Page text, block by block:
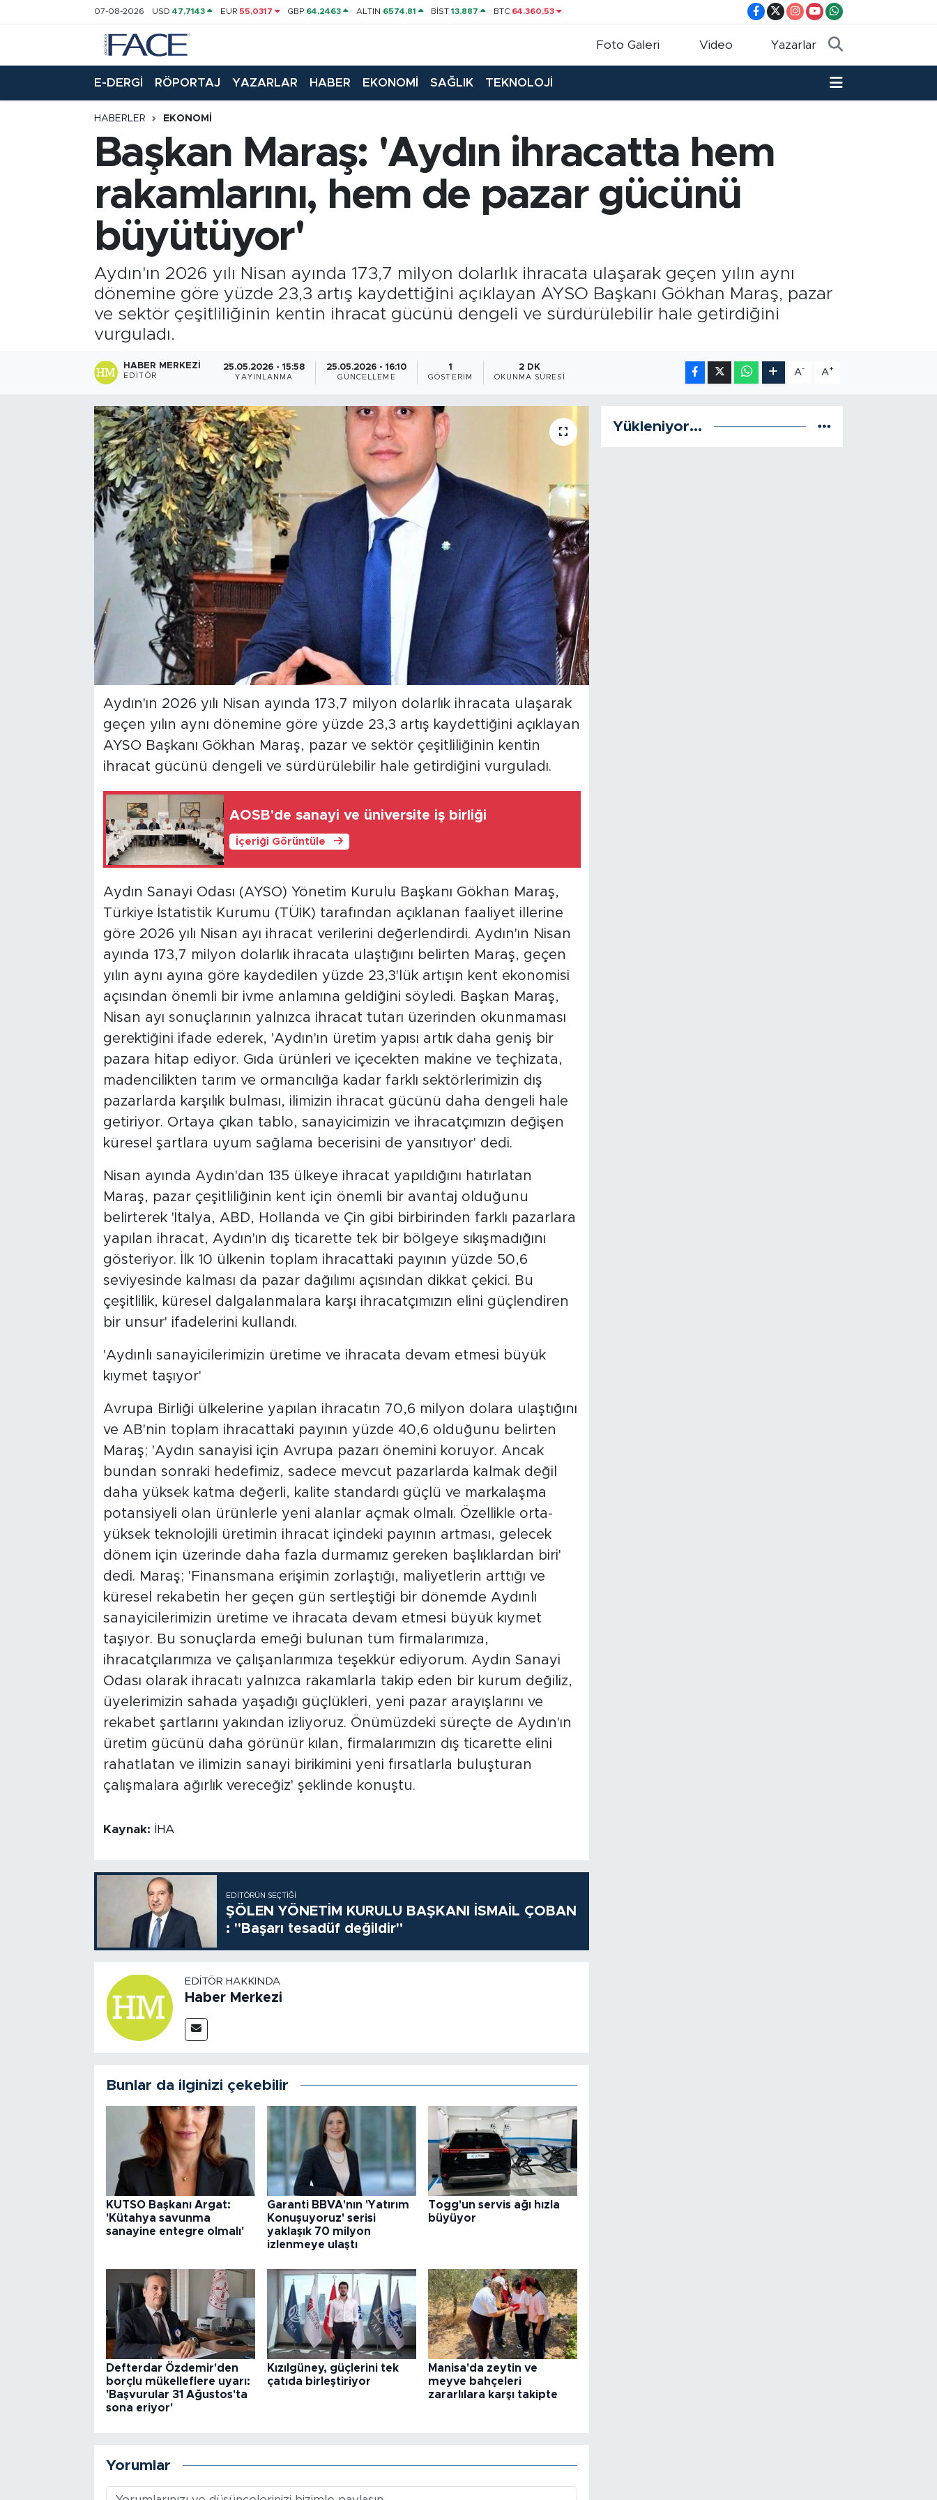
07-08-2026 USD47,7143 EUR 55,0317 GBP 64,2463 ALTIN 6574.81 BİST13.887 BTC 64.360,53
Foto Galeri Video Yazarlar
E-DERGİ RÖPORTAJ YAZARLAR HABER EKONOMİ SAĞLIK TEKNOLOJİ
HABERLER EKONOMI
Başkan Maraş: 'Aydın ihracatta hem
rakamlarını, hem de pazar gücünü
büyütüyor'
Aydın'ın 2026 yılı Nisan ayında 173,7 milyon dolarlık ihracata ulaşarak geçen yılın aynı
dönemine göre yüzde 23,3 artış kaydettiğini açıklayan AYSO Başkanı Gökhan Maraş, pazar
ve sektör çeşitliliğinin kentin ihracat gücünü dengeli ve sürdürülebilir hale getirdiğini
vurguladı.
HABER MERKEZI
EDITÖR
25.05.2026 - 15:58
YAYINLANMA
25.05.2026 - 16:10
GÜNCELLEME
1
GÖSTERIM
2 DK
OKUNMA SÜRESI
A- A+
Aydın'ın 2026 yılı Nisan ayında 173,7 milyon dolarlık ihracata ulaşarak
geçen yılın aynı dönemine göre yüzde 23,3 artış kaydettiğini açıklayan
AYSO Başkanı Gökhan Maraş, pazar ve sektör çeşitliliğinin kentin
ihracat gücünü dengeli ve sürdürülebilir hale getirdiğini vurguladı.
AOSB'de sanayi ve üniversite iş birliği
İçeriği Görüntüle
Aydın Sanayi Odası (AYSO) Yönetim Kurulu Başkanı Gökhan Maraş,
Türkiye İstatistik Kurumu (TÜİK) tarafından açıklanan faaliyet illerine
göre 2026 yılı Nisan ayı ihracat verilerini değerlendirdi. Aydın'ın Nisan
ayında 173,7 milyon dolarlık ihracata ulaştığını belirten Maraş, geçen
yılın aynı ayına göre kaydedilen yüzde 23,3'lük artışın kent ekonomisi
açısından önemli bir ivme anlamına geldiğini söyledi. Başkan Maraş,
Nisan ayı sonuçlarının yalnızca ihracat tutarı üzerinden okunmaması
gerektiğini ifade ederek, 'Aydın'ın üretim yapısı artık daha geniş bir
pazara hitap ediyor. Gıda ürünleri ve içecekten makine ve teçhizata,
madencilikten tarım ve ormancılığa kadar farklı sektörlerimizin dış
pazarlarda karşılık bulması, ilimizin ihracat gücünü daha dengeli hale
getiriyor. Ortaya çıkan tablo, sanayicimizin ve ihracatçımızın değişen
küresel şartlara uyum sağlama becerisini de yansıtıyor' dedi.
Nisan ayında Aydın'dan 135 ülkeye ihracat yapıldığını hatırlatan
Maraş, pazar çeşitliliğinin kent için önemli bir avantaj olduğunu
belirterek 'İtalya, ABD, Hollanda ve Çin gibi birbirinden farklı pazarlara
yapılan ihracat, Aydın'ın dış ticarette tek bir bölgeye sıkışmadığını
gösteriyor. İlk 10 ülkenin toplam ihracattaki payının yüzde 50,6
seviyesinde kalması da pazar dağılımı açısından dikkat çekici. Bu
çeşitlilik, küresel dalgalanmalara karşı ihracatçımızın elini güçlendiren
bir unsur' ifadelerini kullandı.
'Aydınlı sanayicilerimizin üretime ve ihracata devam etmesi büyük
kıymet taşıyor'
Avrupa Birliği ülkelerine yapılan ihracatın 70,6 milyon dolara ulaştığını
ve AB'nin toplam ihracattaki payının yüzde 40,6 olduğunu belirten
Maraş; 'Aydın sanayisi için Avrupa pazarı önemini koruyor. Ancak
bundan sonraki hedefimiz, sadece mevcut pazarlarda kalmak değil
daha yüksek katma değerli, kalite standardı güçlü ve markalaşma
potansiyeli olan ürünlerle yeni alanlar açmak olmalı. Özellikle orta-
yüksek teknolojili üretimin ihracat içindeki payının artması, gelecek
dönem için üzerinde daha fazla durmamız gereken başlıklardan biri'
dedi. Maraş; 'Finansmana erişimin zorlaştığı, maliyetlerin arttığı ve
küresel rekabetin her geçen gün sertleştiği bir dönemde Aydınlı
sanayicilerimizin üretime ve ihracata devam etmesi büyük kıymet
taşıyor. Bu sonuçlarda emeği bulunan tüm firmalarımıza,
ihracatçılarımıza ve çalışanlarımıza teşekkür ediyorum. Aydın Sanayi
Odası olarak ihracatı yalnızca rakamlarla takip eden bir kurum değiliz,
üyelerimizin sahada yaşadığı güçlükleri, yeni pazar arayışlarını ve
rekabet şartlarını yakından izliyoruz. Önümüzdeki süreçte de Aydın'ın
üretim gücünü daha görünür kılan, firmalarımızın dış ticarette elini
rahatlatan ve ilimizin sanayi birikimini yeni fırsatlarla buluşturan
çalışmalara ağırlık vereceğiz' şeklinde konuştu.
Kaynak: İHA
EDITÖRÜN SEÇTIĞI
ŞÖLEN YÖNETİM KURULU BAŞKANI İSMAİL ÇOBAN
: "Başarı tesadüf değildir"
EDITÖR HAKKINDA
Haber Merkezi
Bunlar da ilginizi çekebilir
KUTSO Başkanı Argat:
'Kütahya savunma
sanayine entegre olmalı'
Garanti BBVA'nın 'Yatırım
Konuşuyoruz' serisi
yaklaşık 70 milyon
izlenmeye ulaştı
Togg'un servis ağı hızla
büyüyor
Defterdar Özdemir'den
borçlu mükelleflere uyarı:
'Başvurular 31 Ağustos'ta
sona eriyor'
Kızılgüney, güçlerini tek
çatıda birleştiriyor
Manisa'da zeytin ve
meyve bahçeleri
zararlılara karşı takipte
Yorumlar
Yükleniyor...
Nöbetçi Eczaneler
Hava Durumu
Trafik Durumu
Süper Lig Puan Durumu ve Fikstür
Tüm Manşetler
Son Dakika Haberleri
Haber Arşivi